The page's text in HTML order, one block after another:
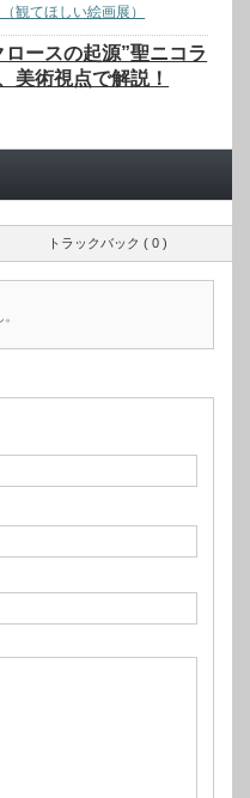
観てほしい絵画展）
ロースの起源”聖ニコラ
美術視点で解説！
トラックバック ( 0 )